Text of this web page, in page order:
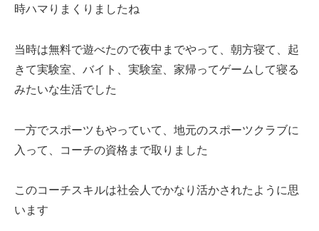
時ハマりまくりましたね
当時は無料で遊べたので夜中までやって、朝方寝て、起
きて実験室、バイト、実験室、家帰ってゲームして寝る
みたいな生活でした
一方でスポーツもやっていて、地元のスポーツクラブに
入って、コーチの資格まで取りました
このコーチスキルは社会人でかなり活かされたように思
います